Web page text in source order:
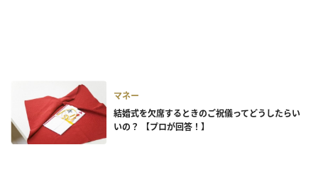
マネー
結婚式を欠席するときのご祝儀ってどうしたらい
いの？ 【プロが回答！】